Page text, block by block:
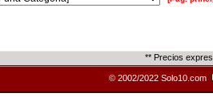
** Precios
© 2002/2022 Solo10.com